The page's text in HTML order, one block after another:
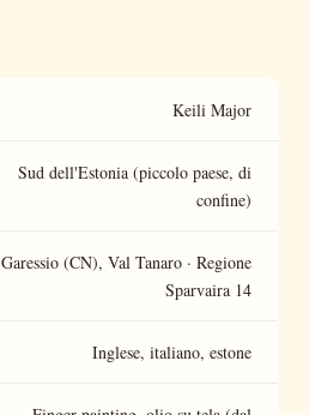
Keili Major
Sud dell'Estonia (piccolo paese, di
confine)
Garessio (CN), Val Tanaro · Regione
Sparvaira 14
Inglese, italiano, estone